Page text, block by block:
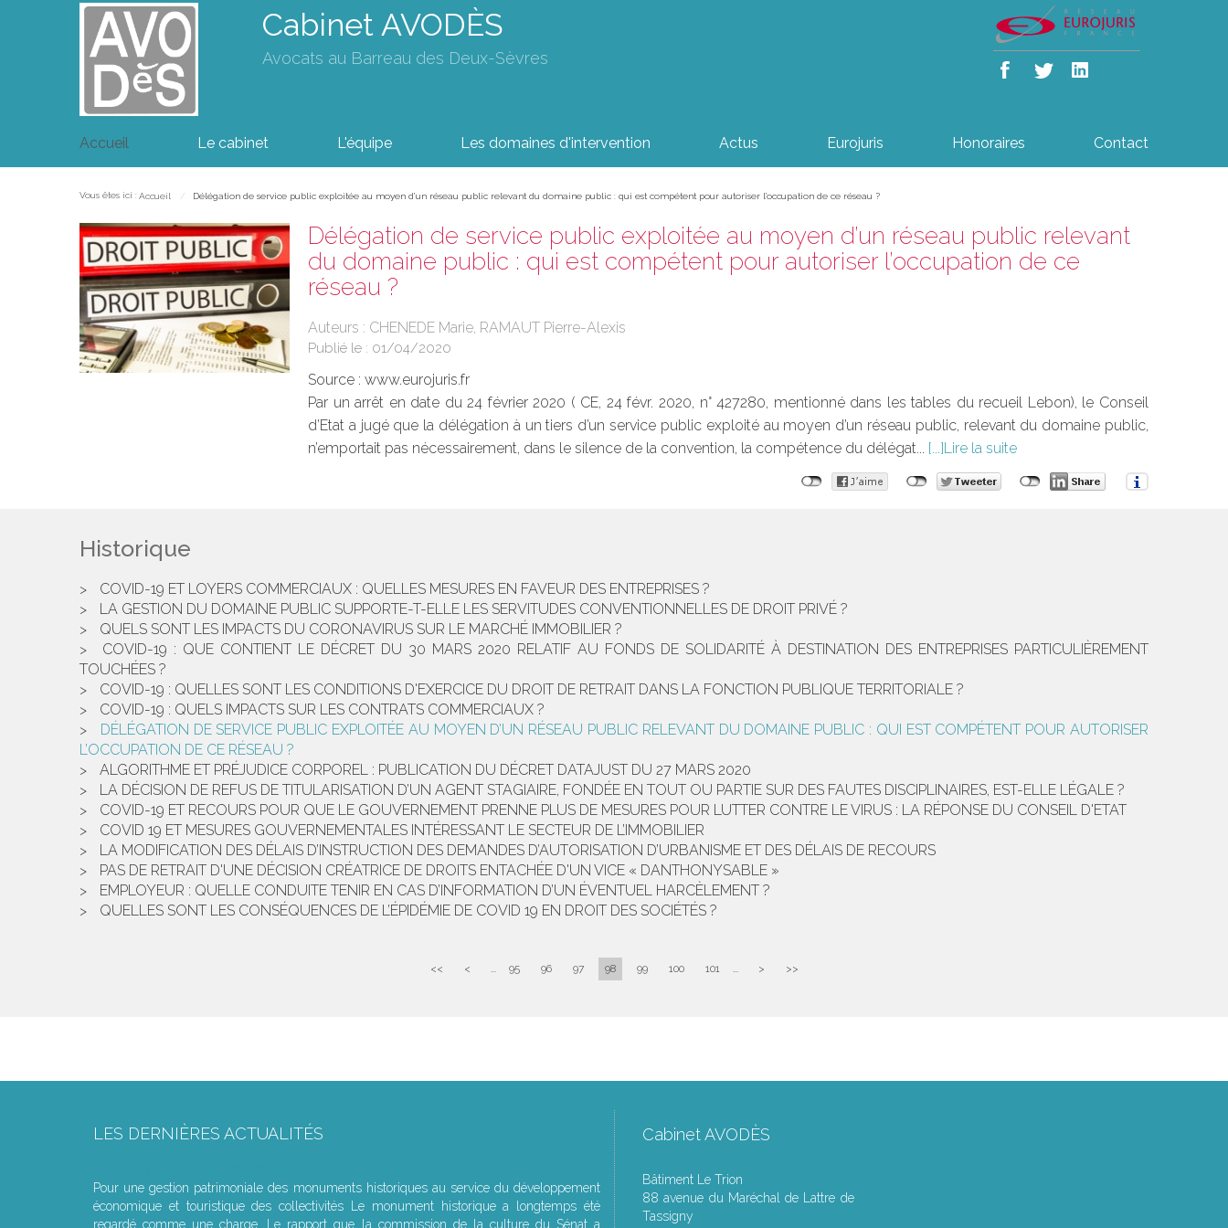
Cabinet AVODÈS
Avocats au Barreau des Deux-Sèvres
Accueil Le cabinet L'équipe Les domaines d'intervention Actus Eurojuris Honoraires Contact
Vous êtes ici : Accueil Délégation de service public exploitée au moyen d’un réseau public relevant du domaine public : qui est compétent pour autoriser l’occupation de ce réseau ?
Délégation de service public exploitée au moyen d’un réseau public relevant
du domaine public : qui est compétent pour autoriser l’occupation de ce
réseau ?
Auteurs : CHENEDE Marie, RAMAUT Pierre-Alexis
Publié le : 01/04/2020
Source : www.eurojuris.fr
Par un arrêt en date du 24 février 2020 ( CE, 24 févr. 2020, n° 427280, mentionné dans les tables du recueil Lebon), le Conseil
d’Etat a jugé que la délégation à un tiers d’un service public exploité au moyen d’un réseau public, relevant du domaine public,
n’emportait pas nécessairement, dans le silence de la convention, la compétence du délégat...
Lire la suite
Historique
COVID-19 ET LOYERS COMMERCIAUX : QUELLES MESURES EN FAVEUR DES ENTREPRISES ?
LA GESTION DU DOMAINE PUBLIC SUPPORTE-T-ELLE LES SERVITUDES CONVENTIONNELLES DE DROIT PRIVÉ ?
QUELS SONT LES IMPACTS DU CORONAVIRUS SUR LE MARCHÉ IMMOBILIER ?
COVID-19 : QUE CONTIENT LE DÉCRET DU 30 MARS 2020 RELATIF AU FONDS DE SOLIDARITÉ À DESTINATION DES ENTREPRISES PARTICULIÈREMENT
TOUCHÉES ?
COVID-19 : QUELLES SONT LES CONDITIONS D'EXERCICE DU DROIT DE RETRAIT DANS LA FONCTION PUBLIQUE TERRITORIALE ?
COVID-19 : QUELS IMPACTS SUR LES CONTRATS COMMERCIAUX ?
DÉLÉGATION DE SERVICE PUBLIC EXPLOITÉE AU MOYEN D’UN RÉSEAU PUBLIC RELEVANT DU DOMAINE PUBLIC : QUI EST COMPÉTENT POUR AUTORISER
L’OCCUPATION DE CE RÉSEAU ?
ALGORITHME ET PRÉJUDICE CORPOREL : PUBLICATION DU DÉCRET DATAJUST DU 27 MARS 2020
LA DÉCISION DE REFUS DE TITULARISATION D’UN AGENT STAGIAIRE, FONDÉE EN TOUT OU PARTIE SUR DES FAUTES DISCIPLINAIRES, EST-ELLE LÉGALE ?
COVID-19 ET RECOURS POUR QUE LE GOUVERNEMENT PRENNE PLUS DE MESURES POUR LUTTER CONTRE LE VIRUS : LA RÉPONSE DU CONSEIL D'ETAT
COVID 19 ET MESURES GOUVERNEMENTALES INTÉRESSANT LE SECTEUR DE L’IMMOBILIER
LA MODIFICATION DES DÉLAIS D’INSTRUCTION DES DEMANDES D’AUTORISATION D’URBANISME ET DES DÉLAIS DE RECOURS
PAS DE RETRAIT D'UNE DÉCISION CRÉATRICE DE DROITS ENTACHÉE D'UN VICE « DANTHONYSABLE »
EMPLOYEUR : QUELLE CONDUITE TENIR EN CAS D’INFORMATION D’UN ÉVENTUEL HARCÈLEMENT ?
QUELLES SONT LES CONSÉQUENCES DE L’ÉPIDÉMIE DE COVID 19 EN DROIT DES SOCIÉTÉS ?
<< < ... 95 96 97 98 99 100 101 ... > >>
LES DERNIÈRES ACTUALITÉS
Pour une gestion patrimoniale des monuments historiques au service du développement
économique et touristique des collectivités Le monument historique a longtemps été
regardé comme une charge. Le rapport que la commission de la culture du Sénat a
Cabinet AVODÈS
Bâtiment Le Trion
88 avenue du Maréchal de Lattre de
Tassigny